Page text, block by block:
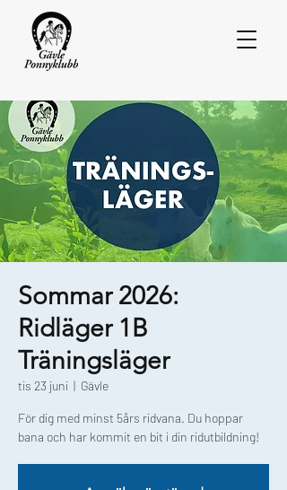
Sommar 2026:
Ridläger 1B
Träningsläger
tis 23 juni
  |
Gävle
För dig med minst 5års ridvana. Du hoppar
bana och har kommit en bit i din ridutbildning!